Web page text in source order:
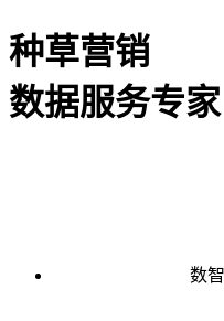
种草营销
数据服务专家
数